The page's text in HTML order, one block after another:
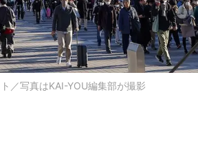
／写真はKAI-YOU編集部が撮影